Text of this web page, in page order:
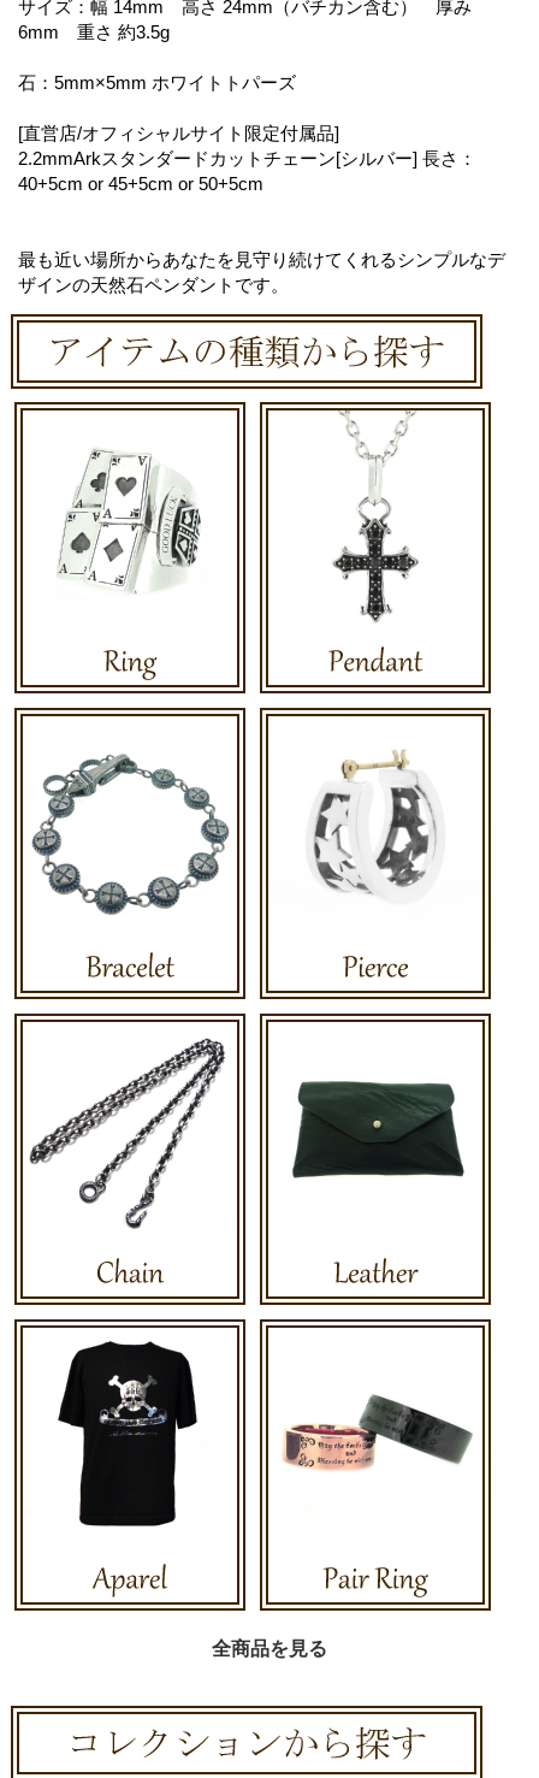
サイズ：幅 14mm 高さ 24mm（バチカン含む） 厚み
6mm 重さ 約3.5g
石：5mm×5mm ホワイトトパーズ
[直営店/オフィシャルサイト限定付属品]
2.2mmArkスタンダードカットチェーン[シルバー] 長さ：
40+5cm or 45+5cm or 50+5cm
最も近い場所からあなたを見守り続けてくれるシンプルなデ
ザインの天然石ペンダントです。
全商品を見る